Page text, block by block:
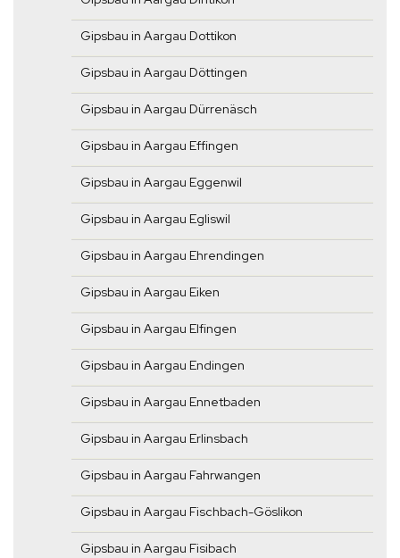
Gipsbau in Aargau Dottikon
Gipsbau in Aargau Döttingen
Gipsbau in Aargau Dürrenäsch
Gipsbau in Aargau Effingen
Gipsbau in Aargau Eggenwil
Gipsbau in Aargau Egliswil
Gipsbau in Aargau Ehrendingen
Gipsbau in Aargau Eiken
Gipsbau in Aargau Elfingen
Gipsbau in Aargau Endingen
Gipsbau in Aargau Ennetbaden
Gipsbau in Aargau Erlinsbach
Gipsbau in Aargau Fahrwangen
Gipsbau in Aargau Fischbach-Göslikon
Gipsbau in Aargau Fisibach